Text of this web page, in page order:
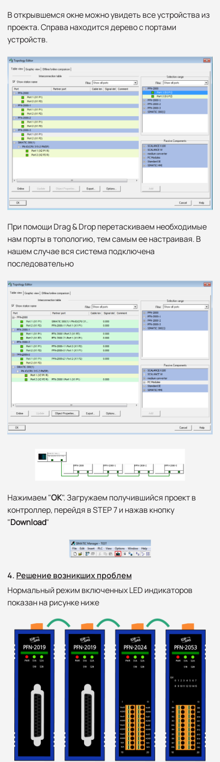
В открывшемся окне можно увидеть все устройства из
проекта. Справа находится дерево с портами
устройств.
При помощи Drag & Drop перетаскиваем необходимые
нам порты в топологию, тем самым ее настраивая. В
нашем случае вся система подключена
последовательно
Нажимаем "ОК". Загружаем получившийся проект в
контроллер, перейдя в STEP 7 и нажав кнопку
"Download"
4. Решение возникших проблем
Нормальный режим включенных LED индикаторов
показан на рисунке ниже